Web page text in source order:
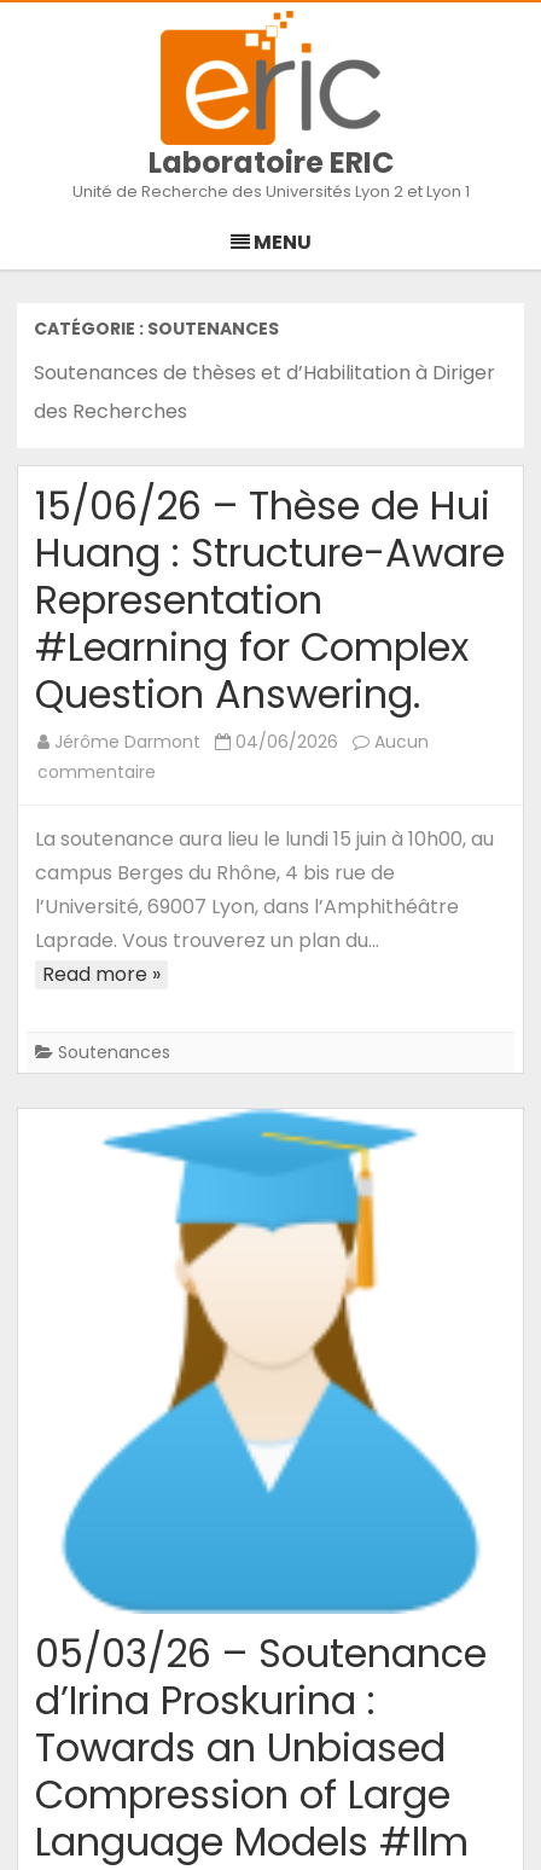
Laboratoire ERIC
Unité de Recherche des Universités Lyon 2 et Lyon 1
to
content
MENU
CATÉGORIE : SOUTENANCES
Soutenances de thèses et d’Habilitation à Diriger
des Recherches
15/06/26 – Thèse de Hui
Huang : Structure-Aware
Representation
#Learning for Complex
Question Answering.
Jérôme Darmont 04/06/2026
Aucun
commentaire
–
Thèse
de
Huang
:
Aware
Representation
#Learning
for
Complex
Question
Answering.
La soutenance aura lieu le lundi 15 juin à 10h00, au
campus Berges du Rhône, 4 bis rue de
l’Université, 69007 Lyon, dans l’Amphithéâtre
Laprade. Vous trouverez un plan du…
Read more »
Soutenances
05/03/26 – Soutenance
d’Irina Proskurina :
Towards an Unbiased
Compression of Large
Language Models #llm